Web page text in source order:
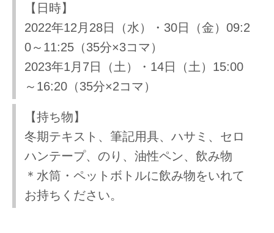
【日時】
2022年12月28日（水）・30日（金）09:2
0～11:25（35分×3コマ）
2023年1月7日（土）・14日（土）15:00
～16:20（35分×2コマ）
【持ち物】
冬期テキスト、筆記用具、ハサミ、セロ
ハンテープ、のり、油性ペン、飲み物
＊水筒・ペットボトルに飲み物をいれて
お持ちください。